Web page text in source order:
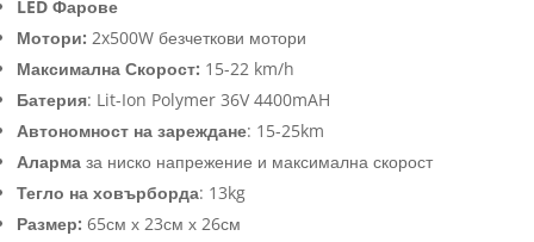
LED Фарове
Мотори: 2x500W безчеткови мотори
Максимална Скорост: 15-22 km/h
Батерия: Lit-Ion Polymer 36V 4400mAH
Автономност на зареждане: 15-25km
Аларма за ниско напрежение и максимална скорост
Тегло на ховърборда: 13kg
Размер: 65см х 23см х 26см